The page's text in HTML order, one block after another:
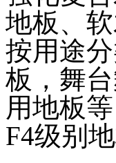
地板、
按用途
板，舞
用地板
F4级别